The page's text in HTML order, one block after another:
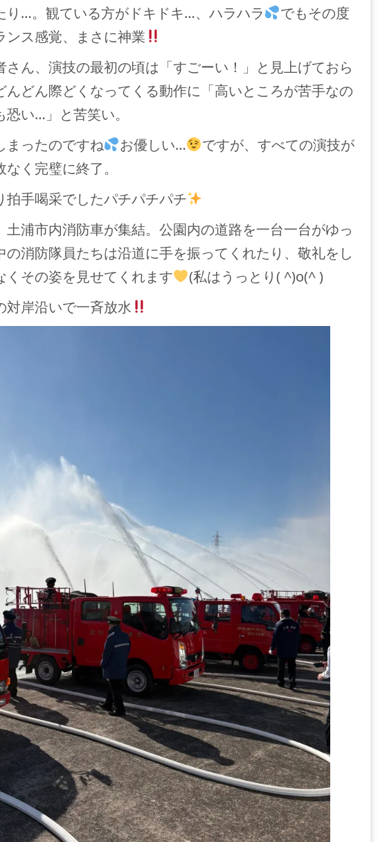
り…。観ている方がドキドキ…、ハラハラ
でもその度
ンス感覚、まさに神業
さん、演技の最初の頃は「すごーい！」と見上げておら
んどん際どくなってくる動作に「高いところが苦手なの
い…」と苦笑い。
まったのですね
お優しい…
ですが、すべての演技が
く完璧に終了。
拍手喝采でしたパチパチパチ
土浦市内消防車が集結。公園内の道路を一台一台がゆっ
の消防隊員たちは沿道に手を振ってくれたり、敬礼をし
くその姿を見せてくれます
(私はうっとり( ^)o(^ )
対岸沿いで一斉放水